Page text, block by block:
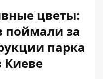
цветы:
поймали за
парка
Киеве